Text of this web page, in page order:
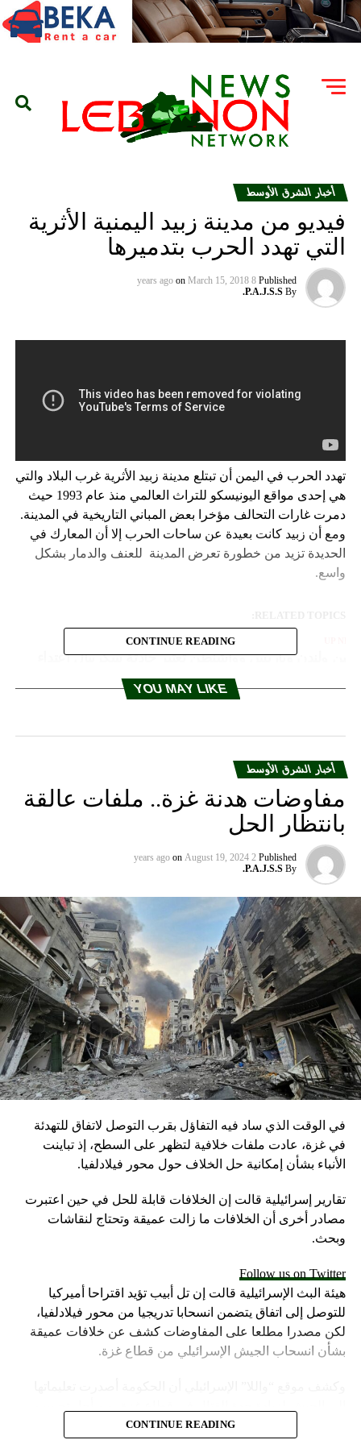
أخبار الشرق الأوسط
فيديو من مدينة زبيد اليمنية الأثرية
التي تهدد الحرب بتدميرها
Published
8 years ago
on March 15, 2018
By
P.A.J.S.S.
تهدد الحرب في اليمن أن تبتلع مدينة زبيد الأثرية غرب البلاد والتي
هي إحدى مواقع اليونيسكو للتراث العالمي منذ عام 1993 حيث
دمرت غارات التحالف مؤخرا بعض المباني التاريخية في المدينة.
ومع أن زبيد كانت بعيدة عن ساحات الحرب إلا أن المعارك في
الحديدة تزيد من خطورة تعرض المدينة للعنف والدمار بشكل
واسع.
ولندن وباريس وواشنطن تعتبر حادثة سكريبال اعتداء
CONTINUE READING
YOU MAY LIKE
أخبار الشرق الأوسط
مفاوضات هدنة غزة.. ملفات عالقة
بانتظار الحل
Published
2 years ago
on August 19, 2024
By
P.A.J.S.S.
في الوقت الذي ساد فيه التفاؤل بقرب التوصل لاتفاق للتهدئة
في غزة، عادت ملفات خلافية لتظهر على السطح، إذ تباينت
الأنباء بشأن إمكانية حل الخلاف حول محور فيلادلفيا.
تقارير إسرائيلية قالت إن الخلافات قابلة للحل في حين اعتبرت
مصادر أخرى أن الخلافات ما زالت عميقة وتحتاج لنقاشات
وبحث.
Follow us on Twitter
هيئة البث الإسرائيلية قالت إن تل أبيب تؤيد اقتراحا أميركيا
للتوصل إلى اتفاق يتضمن انسحابا تدريجيا من محور فيلادلفيا،
لكن مصدرا مطلعا على المفاوضات كشف عن خلافات عميقة
بشأن انسحاب الجيش الإسرائيلي من قطاع غزة.
موقف إسرائيل في محادثات الهدنة.
CONTINUE READING